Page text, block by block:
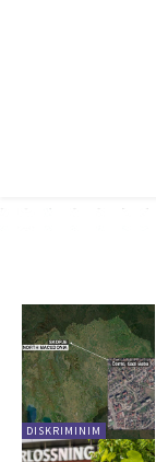
DISKRIMINIM